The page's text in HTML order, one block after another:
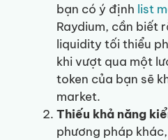
bạn có ý định list
Raydium, cần biết
liquidity tối thiểu
khi vượt qua một
token của bạn sẽ
market.
Thiếu khả năng
phương pháp